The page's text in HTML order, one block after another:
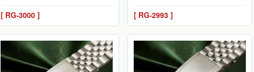
[ RG-3000 ]
[ RG-2993 ]